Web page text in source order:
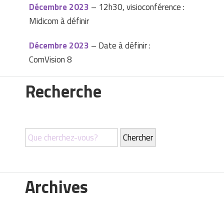
Décembre 2023 – 12h30, visioconférence :
Midicom à définir
Décembre 2023 – Date à définir :
ComVision 8
Recherche
Archives